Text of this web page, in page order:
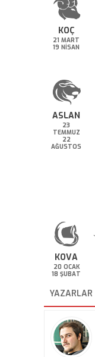
KOÇ
21 MART
19 NİSAN
ASLAN
23
TEMMUZ
22
AĞUSTOS
KOVA
20 OCAK
18 ŞUBAT
YAZARLAR